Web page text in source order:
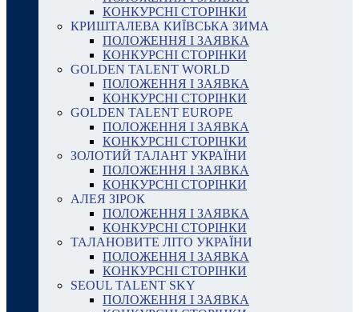
КОНКУРСНІ СТОРІНКИ
КРИШТАЛЕВА КИЇВСЬКА ЗИМА
ПОЛОЖЕННЯ І ЗАЯВКА
КОНКУРСНІ СТОРІНКИ
GOLDEN TALENT WORLD
ПОЛОЖЕННЯ І ЗАЯВКА
КОНКУРСНІ СТОРІНКИ
GOLDEN TALENT EUROPE
ПОЛОЖЕННЯ І ЗАЯВКА
КОНКУРСНІ СТОРІНКИ
ЗОЛОТИЙ ТАЛАНТ УКРАЇНИ
ПОЛОЖЕННЯ І ЗАЯВКА
КОНКУРСНІ СТОРІНКИ
АЛЕЯ ЗІРОК
ПОЛОЖЕННЯ І ЗАЯВКА
КОНКУРСНІ СТОРІНКИ
ТАЛАНОВИТЕ ЛІТО УКРАЇНИ
ПОЛОЖЕННЯ І ЗАЯВКА
КОНКУРСНІ СТОРІНКИ
SEOUL TALENT SKY
ПОЛОЖЕННЯ І ЗАЯВКА